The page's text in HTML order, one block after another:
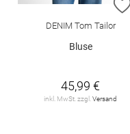
DENIM Tom Tailor
Bluse
45,99 €
inkl. MwSt. zzgl.Versand